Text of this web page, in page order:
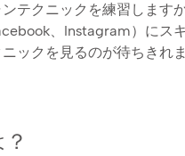
テクニックを練習します
、Instagram）にス
ックを見るのが待ちきれま